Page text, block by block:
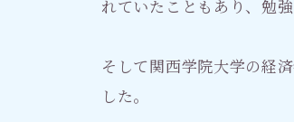
れていたこともあり、勉強
そして関西学院大学の経
した。